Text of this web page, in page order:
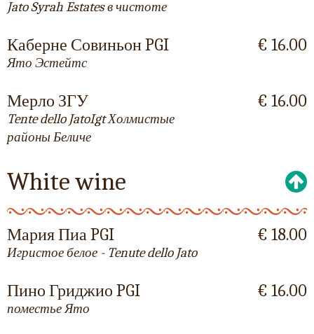
Jato Syrah Estates в чистоте
Каберне Совиньон PGI
Ято Эстейтс
€ 16.00
Мерло ЗГУ
Tente dello JatoIgt Холмистые
районы Беличе
€ 16.00
White wine
Мария Пиа PGI
Игристое белое - Tenute dello Jato
€ 18.00
Пино Гриджио PGI
поместье Ято
€ 16.00